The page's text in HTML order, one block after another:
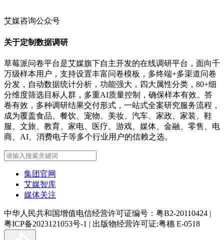
艾媒咨询公众号
关于定制数据调研
草莓派问卷平台是艾媒旗下自主开发的在线调研平台，面向千
万级样本用户，支持设置丰富问卷模板，多终端+多渠道问卷
分发，自动数据统计分析，功能强大，四大属性分类，80+细
分维度筛选目标人群，多重AI质量控制，确保样本有效、答
卷有效，多种调研结果交付形式，一站式全案研究服务流程，
成为覆盖食品、餐饮、宠物、美妆、汽车、家政、家装、鞋
服、文旅、教育、家电、医疗、游戏、媒体、金融、零售、电
商、AI、消费电子等多个行业用户的信赖之选。
集团官网
艾媒智库
媒体关注
中华人民共和国增值电信经营许可证编号：粤B2-20110424 |
粤ICP备2023121053号-1 | 出版物经营许可证:粤穗 E-0518